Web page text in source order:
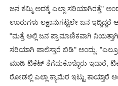
ಜನ ಕಮ್ಮಿ ಅದಕ್ಕೆ ಎಲ್ಲಾ ಸರಿಯಾಗಿರತ್ತೆ"
ಊರುಗಳು ಲಕ್ಷಾನುಗಟ್ಟಲೇ ಜನ ಇದ್ದಿದ್ದರೆ
"ಮತ್ತೆ ಅಲ್ಲಿ ಜನ ಪ್ರಾಮಾಣಿಕವಾಗಿ
ಸರಿಯಾಗಿ ಪಾಲಿಸ್ತಾರೆ ಬಿಡಿ" ಅಂದ್ಲು.
ಮಾಡಿ ಟಿಕೆಟ್ ತೆಗೆದುಕೊಳ್ಳೊರು ಇದಾರೆ,
ರೋಡಲ್ಲಿ ಎಲ್ಲಾ ಕ್ಯಾಮೆರ ಇಟ್ಟು ಕಾಯ್ತಾರೆ